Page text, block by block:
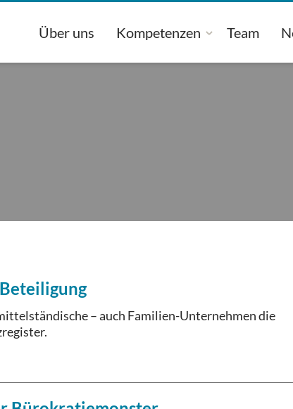
Über uns Kompetenzen Team
– auch Familien-Unternehmen die